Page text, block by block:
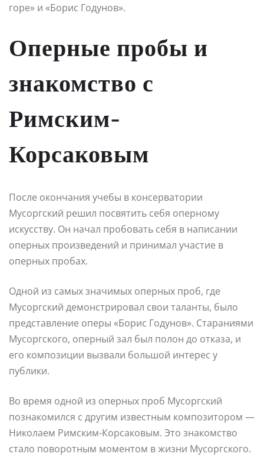
горе» и «Борис Годунов».
Оперные пробы и
знакомство с
Римским-
Корсаковым
После окончания учебы в консерватории
Мусоргский решил посвятить себя оперному
искусству. Он начал пробовать себя в написании
оперных произведений и принимал участие в
оперных пробах.
Одной из самых значимых оперных проб, где
Мусоргский демонстрировал свои таланты, было
представление оперы «Борис Годунов». Стараниями
Мусоргского, оперный зал был полон до отказа, и
его композиции вызвали большой интерес у
публики.
Во время одной из оперных проб Мусоргский
познакомился с другим известным композитором —
Николаем Римским-Корсаковым. Это знакомство
стало поворотным моментом в жизни Мусоргского.